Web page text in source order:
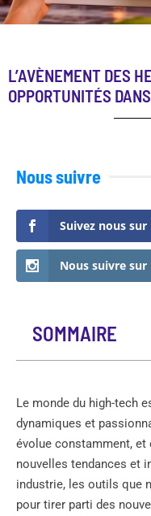
L’AVÈNEMENT DES
OPPORTUNITÉS
Nous suivre
Suivez nous sur
Nous suivre
SOMMAIRE
Le monde du high-tech
dynamiques et
évolue constamment, et
nouvelles tendances et
industrie, les outils que
pour tirer parti des